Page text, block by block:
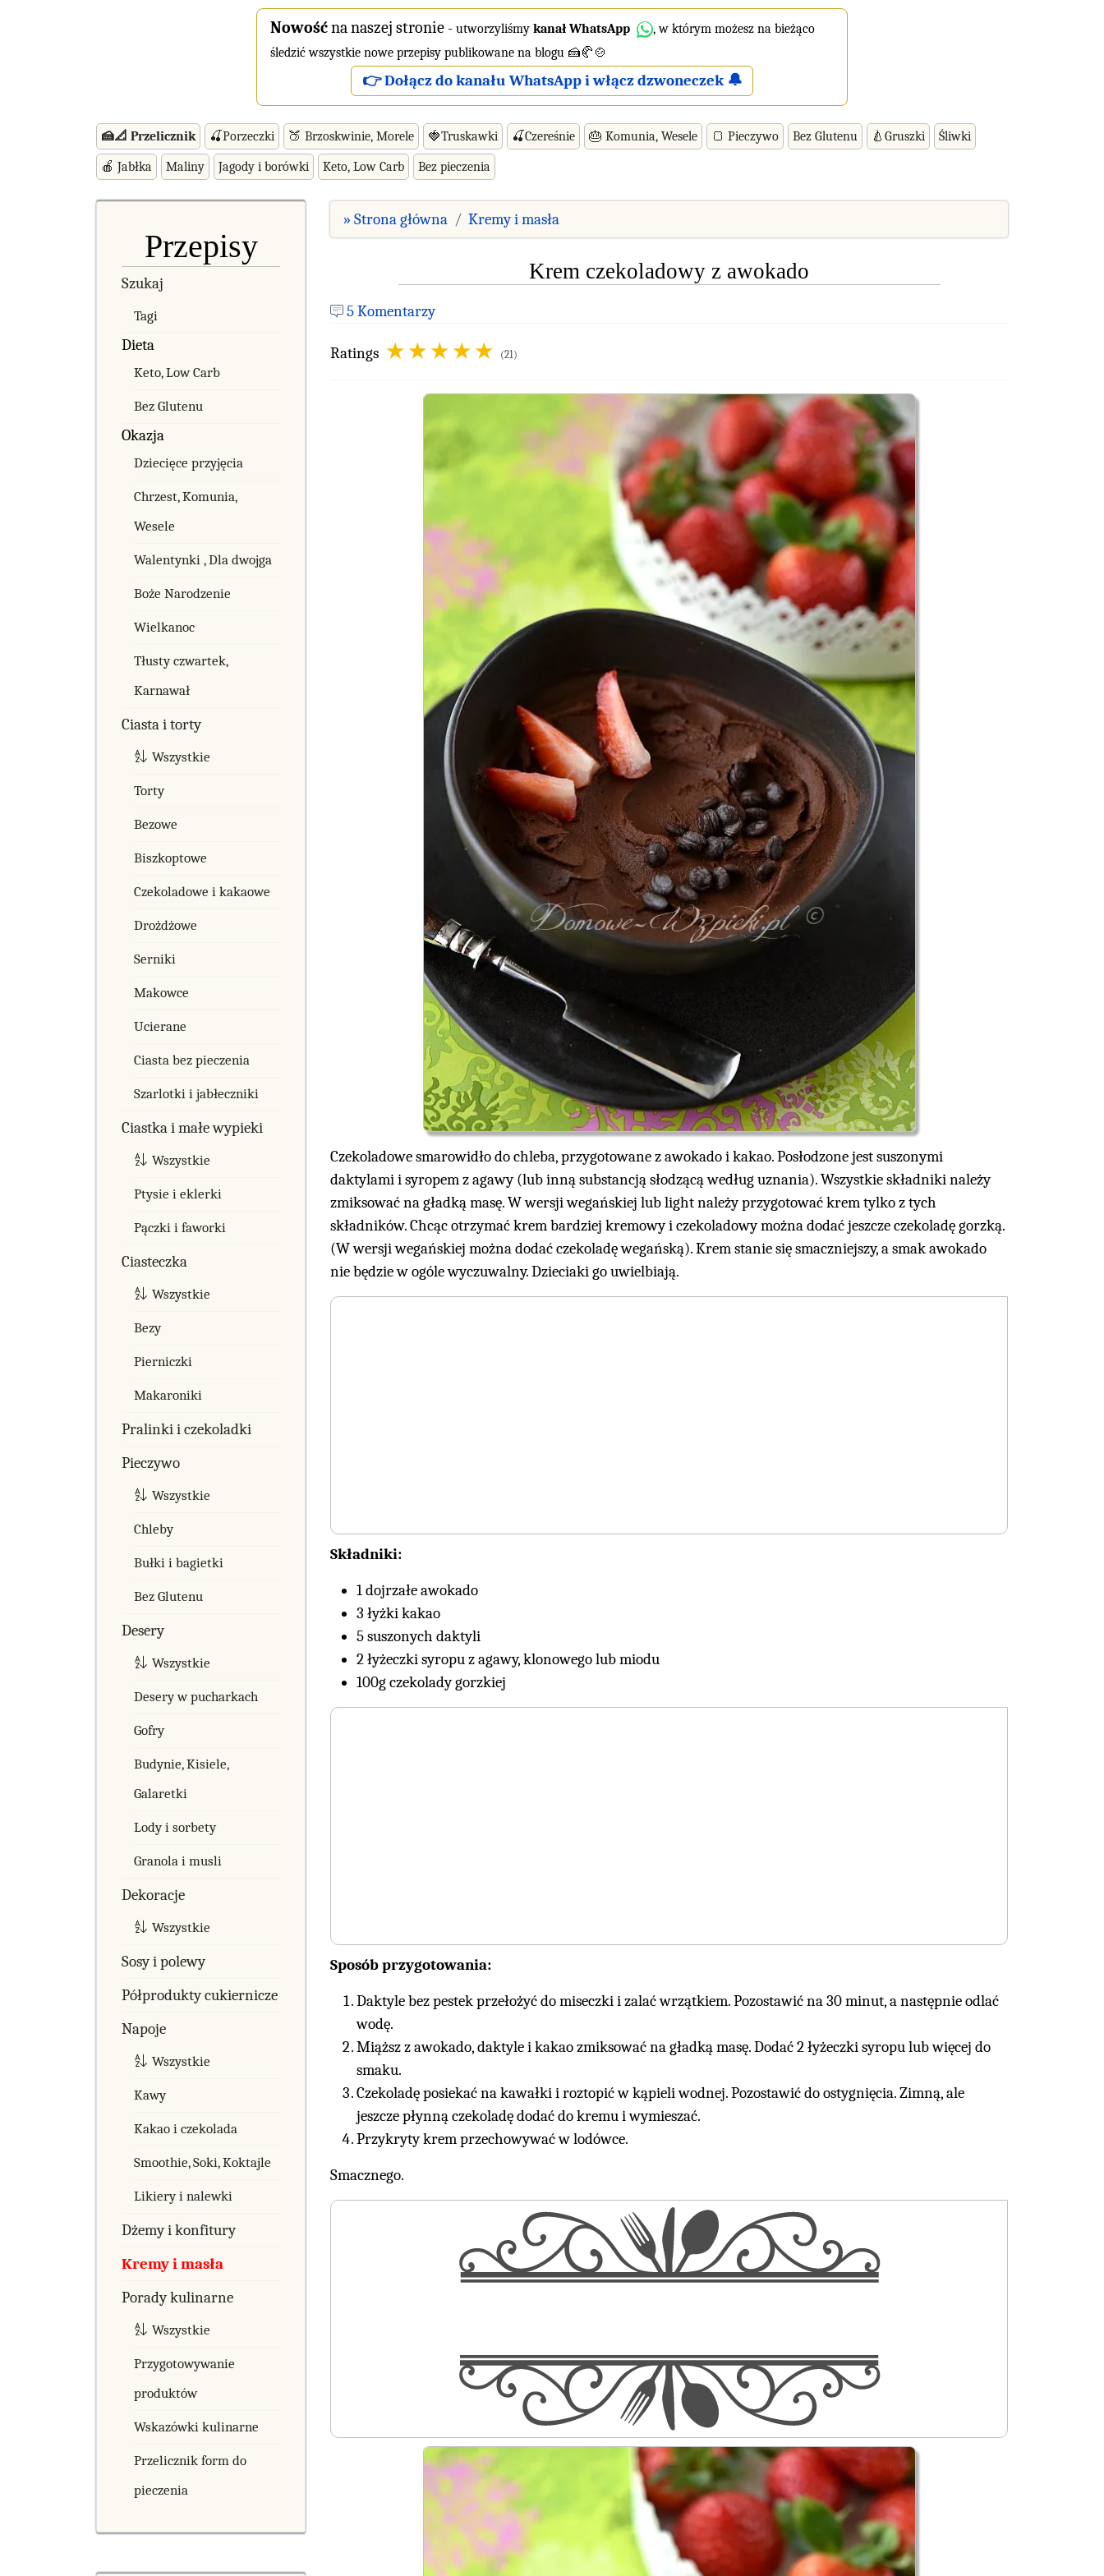
Nowośćna naszej stronie - utworzyliśmy kanał WhatsApp
, w którym możesz na bieżąco
śledzić wszystkie nowe przepisy publikowane na blogu 🍰🥐🍲
👉 Dołącz do kanału WhatsApp i włącz dzwoneczek 🔔
🍰📐 Przelicznik 🍒Porzeczki 🍑 Brzoskwinie, Morele 🍓Truskawki 🍒Czereśnie 🎂 Komunia, Wesele 🍞 Pieczywo Bez Glutenu 🍐Gruszki Śliwki
🍎 Jabłka Maliny Jagody i borówki Keto, Low Carb Bez pieczenia
Przepisy
Szukaj
Tagi
Dieta
Keto, Low Carb
Bez Glutenu
Okazja
Dziecięce przyjęcia
Chrzest, Komunia,
Wesele
Walentynki , Dla dwojga
Boże Narodzenie
Wielkanoc
Tłusty czwartek,
Karnawał
Ciasta i torty
Wszystkie
Torty
Bezowe
Biszkoptowe
Czekoladowe i kakaowe
Drożdżowe
Serniki
Makowce
Ucierane
Ciasta bez pieczenia
Szarlotki i jabłeczniki
Ciastka i małe wypieki
Wszystkie
Ptysie i eklerki
Pączki i faworki
Ciasteczka
Wszystkie
Bezy
Pierniczki
Makaroniki
Pralinki i czekoladki
Pieczywo
Wszystkie
Chleby
Bułki i bagietki
Bez Glutenu
Desery
Wszystkie
Desery w pucharkach
Gofry
Budynie, Kisiele,
Galaretki
Lody i sorbety
Granola i musli
Dekoracje
Wszystkie
Sosy i polewy
Półprodukty cukiernicze
Napoje
Wszystkie
Kawy
Kakao i czekolada
Smoothie, Soki, Koktajle
Likiery i nalewki
Dżemy i konfitury
Kremy i masła
Porady kulinarne
Wszystkie
Przygotowywanie
produktów
Wskazówki kulinarne
Przelicznik form do
pieczenia
» Strona główna Kremy i masła
Krem czekoladowy z awokado
5 Komentarzy
Ratings (21)
Czekoladowe smarowidło do chleba, przygotowane z awokado i kakao. Posłodzone jest suszonymi
daktylami i syropem z agawy (lub inną substancją słodzącą według uznania). Wszystkie składniki należy
zmiksować na gładką masę. W wersji wegańskiej lub light należy przygotować krem tylko z tych
składników. Chcąc otrzymać krem bardziej kremowy i czekoladowy można dodać jeszcze czekoladę gorzką.
(W wersji wegańskiej można dodać czekoladę wegańską). Krem stanie się smaczniejszy, a smak awokado
nie będzie w ogóle wyczuwalny. Dzieciaki go uwielbiają.
Składniki:
1 dojrzałe awokado
3 łyżki kakao
5 suszonych daktyli
2 łyżeczki syropu z agawy, klonowego lub miodu
100g czekolady gorzkiej
Sposób przygotowania:
Daktyle bez pestek przełożyć do miseczki i zalać wrzątkiem. Pozostawić na 30 minut, a następnie odlać
wodę.
Miąższ z awokado, daktyle i kakao zmiksować na gładką masę. Dodać 2 łyżeczki syropu lub więcej do
smaku.
Czekoladę posiekać na kawałki i roztopić w kąpieli wodnej. Pozostawić do ostygnięcia. Zimną, ale
jeszcze płynną czekoladę dodać do kremu i wymieszać.
Przykryty krem przechowywać w lodówce.
Smacznego.